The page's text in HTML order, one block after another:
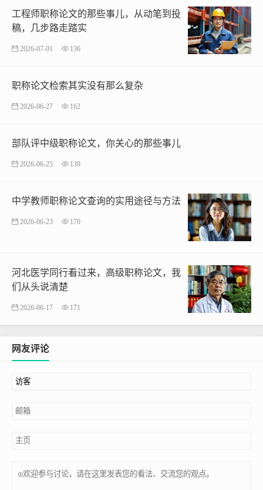
工程师职称论文的那些事儿，从动笔到投
稿，几步路走踏实
2026-07-01 136
职称论文检索其实没有那么复杂
2026-06-27 162
部队评中级职称论文，你关心的那些事儿
2026-06-25 139
中学教师职称论文查询的实用途径与方法
2026-06-23 170
河北医学同行看过来，高级职称论文，我
们从头说清楚
2026-06-17 171
网友评论